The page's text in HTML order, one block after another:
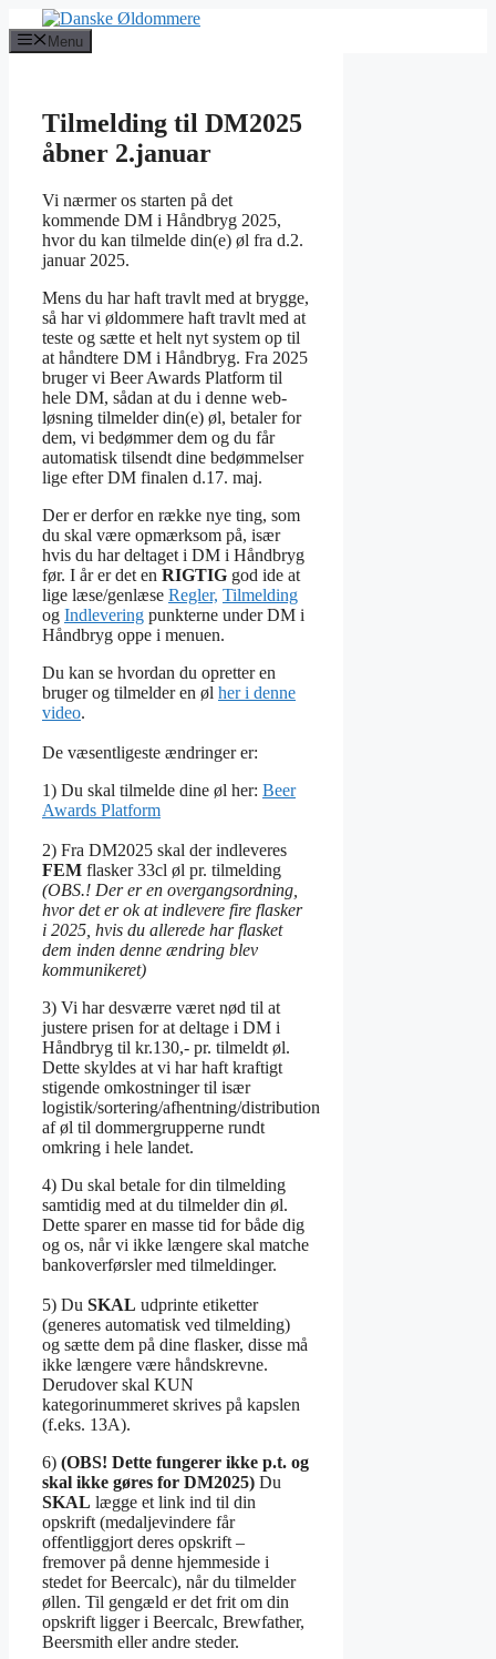
til
indhold
Menu
Tilmelding til DM2025
åbner 2.januar
Vi nærmer os starten på det
kommende DM i Håndbryg 2025,
hvor du kan tilmelde din(e) øl fra d.2.
januar 2025.
Mens du har haft travlt med at brygge,
så har vi øldommere haft travlt med at
teste og sætte et helt nyt system op til
at håndtere DM i Håndbryg. Fra 2025
bruger vi Beer Awards Platform til
hele DM, sådan at du i denne web-
løsning tilmelder din(e) øl, betaler for
dem, vi bedømmer dem og du får
automatisk tilsendt dine bedømmelser
lige efter DM finalen d.17. maj.
Der er derfor en række nye ting, som
du skal være opmærksom på, især
hvis du har deltaget i DM i Håndbryg
før. I år er det en RIGTIG god ide at
lige læse/genlæse Regler, Tilmelding
og Indlevering punkterne under DM i
Håndbryg oppe i menuen.
Du kan se hvordan du opretter en
bruger og tilmelder en øl her i denne
video.
De væsentligeste ændringer er:
1) Du skal tilmelde dine øl her: Beer
Awards Platform
2) Fra DM2025 skal der indleveres
FEM flasker 33cl øl pr. tilmelding
(OBS.! Der er en overgangsordning,
hvor det er ok at indlevere fire flasker
i 2025, hvis du allerede har flasket
dem inden denne ændring blev
kommunikeret)
3) Vi har desværre været nød til at
justere prisen for at deltage i DM i
Håndbryg til kr.130,- pr. tilmeldt øl.
Dette skyldes at vi har haft kraftigt
stigende omkostninger til især
logistik/sortering/afhentning/distribution
af øl til dommergrupperne rundt
omkring i hele landet.
4) Du skal betale for din tilmelding
samtidig med at du tilmelder din øl.
Dette sparer en masse tid for både dig
og os, når vi ikke længere skal matche
bankoverførsler med tilmeldinger.
5) Du SKAL udprinte etiketter
(generes automatisk ved tilmelding)
og sætte dem på dine flasker, disse må
ikke længere være håndskrevne.
Derudover skal KUN
kategorinummeret skrives på kapslen
(f.eks. 13A).
6) (OBS! Dette fungerer ikke p.t. og
skal ikke gøres for DM2025) Du
SKAL lægge et link ind til din
opskrift (medaljevindere får
offentliggjort deres opskrift –
fremover på denne hjemmeside i
stedet for Beercalc), når du tilmelder
øllen. Til gengæld er det frit om din
opskrift ligger i Beercalc, Brewfather,
Beersmith eller andre steder.